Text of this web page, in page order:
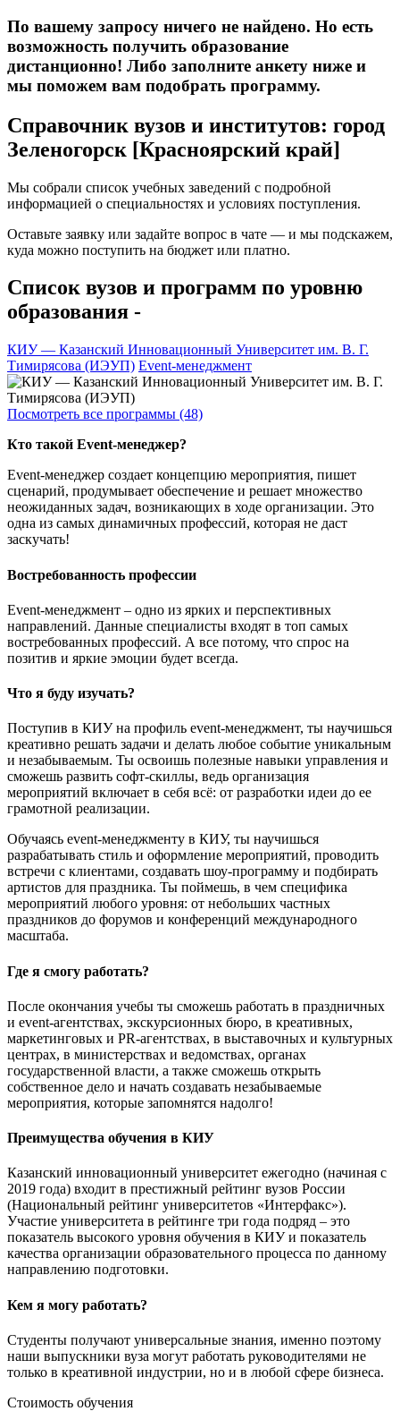
По вашему запросу ничего не найдено. Но есть
возможность получить образование
дистанционно! Либо заполните анкету ниже и
мы поможем вам подобрать программу.
Справочник вузов и институтов: город
Зеленогорск [Красноярский край]
Мы собрали список учебных заведений с подробной
информацией о специальностях и условиях поступления.
Оставьте заявку или задайте вопрос в чате — и мы подскажем,
куда можно поступить на бюджет или платно.
Список вузов и программ по уровню
образования -
КИУ — Казанский Инновационный Университет им. В. Г.
Тимирясова (ИЭУП) Event-менеджмент
Посмотреть все программы (48)
Кто такой Event-менеджер?
Event-менеджер создает концепцию мероприятия, пишет
сценарий, продумывает обеспечение и решает множество
неожиданных задач, возникающих в ходе организации. Это
одна из самых динамичных профессий, которая не даст
заскучать!
Востребованность профессии
Event-менеджмент – одно из ярких и перспективных
направлений. Данные специалисты входят в топ самых
востребованных профессий. А все потому, что спрос на
позитив и яркие эмоции будет всегда.
Что я буду изучать?
Поступив в КИУ на профиль event-менеджмент, ты научишься
креативно решать задачи и делать любое событие уникальным
и незабываемым. Ты освоишь полезные навыки управления и
сможешь развить софт-скиллы, ведь организация
мероприятий включает в себя всё: от разработки идеи до ее
грамотной реализации.
Обучаясь event-менеджменту в КИУ, ты научишься
разрабатывать стиль и оформление мероприятий, проводить
встречи с клиентами, создавать шоу-программу и подбирать
артистов для праздника. Ты поймешь, в чем специфика
мероприятий любого уровня: от небольших частных
праздников до форумов и конференций международного
масштаба.
Где я смогу работать?
После окончания учебы ты сможешь работать в праздничных
и event-агентствах, экскурсионных бюро, в креативных,
маркетинговых и PR-агентствах, в выставочных и культурных
центрах, в министерствах и ведомствах, органах
государственной власти, а также сможешь открыть
собственное дело и начать создавать незабываемые
мероприятия, которые запомнятся надолго!
Преимущества обучения в КИУ
Казанский инновационный университет ежегодно (начиная с
2019 года) входит в престижный рейтинг вузов России
(Национальный рейтинг университетов «Интерфакс»).
Участие университета в рейтинге три года подряд – это
показатель высокого уровня обучения в КИУ и показатель
качества организации образовательного процесса по данному
направлению подготовки.
Кем я могу работать?
Студенты получают универсальные знания, именно поэтому
наши выпускники вуза могут работать руководителями не
только в креативной индустрии, но и в любой сфере бизнеса.
Стоимость обучения